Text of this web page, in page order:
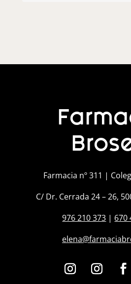
Farmacia nº 311 |
C/ Dr. Cerrada 24 – 26,
976 210 373 | 670